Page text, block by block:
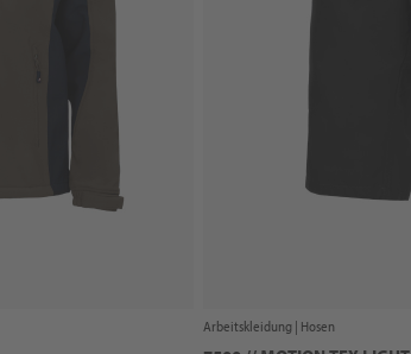
Arbeitskleidung | Hosen